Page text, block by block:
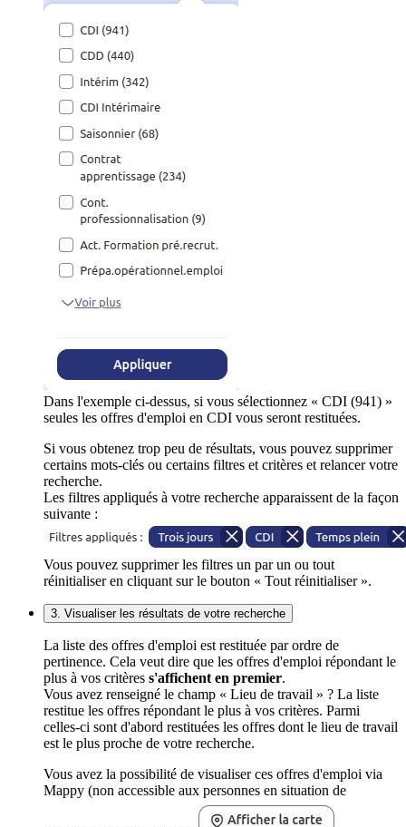
Dans l'exemple ci-dessus, si vous sélectionnez « CDI (941) »
seules les offres d'emploi en CDI vous seront restituées.
Si vous obtenez trop peu de résultats, vous pouvez supprimer
certains mots-clés ou certains filtres et critères et relancer votre
recherche.
Les filtres appliqués à votre recherche apparaissent de la façon
suivante :
Vous pouvez supprimer les filtres un par un ou tout
réinitialiser en cliquant sur le bouton « Tout réinitialiser ».
3. Visualiser les résultats de votre recherche
La liste des offres d'emploi est restituée par ordre de
pertinence. Cela veut dire que les offres d'emploi répondant le
plus à vos critères s'affichent en premier.
Vous avez renseigné le champ « Lieu de travail » ? La liste
restitue les offres répondant le plus à vos critères. Parmi
celles-ci sont d'abord restituées les offres dont le lieu de travail
est le plus proche de votre recherche.
Vous avez la possibilité de visualiser ces offres d'emploi via
Mappy (non accessible aux personnes en situation de